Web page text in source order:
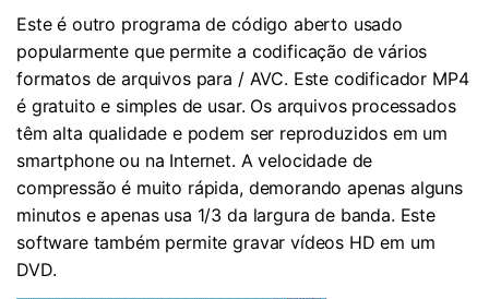
Este é outro programa de código aberto usado
popularmente que permite a codificação de vários
formatos de arquivos para / AVC. Este codificador MP4
é gratuito e simples de usar. Os arquivos processados
têm alta qualidade e podem ser reproduzidos em um
smartphone ou na Internet. A velocidade de
compressão é muito rápida, demorando apenas alguns
minutos e apenas usa 1/3 da largura de banda. Este
software também permite gravar vídeos HD em um
DVD.